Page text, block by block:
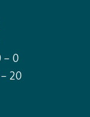
– 0
20